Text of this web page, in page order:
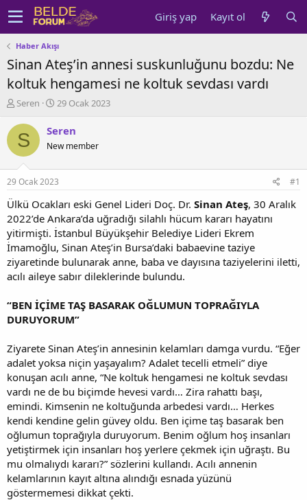
Giriş yap Kayıt ol
Haber Akışı
Sinan Ateş’in annesi suskunluğunu bozdu: Ne
koltuk hengamesi ne koltuk sevdası vardı
K
n
u
y
b
a
ş
l
a
t
a
n
Seren
B
ş
a
g
ı
ç
a
r
i
h
29 Ocak 2023
S Seren
New member
29 Ocak 2023 #1
Ülkü Ocakları eski Genel Lideri Doç. Dr. Sinan Ateş, 30 Aralık
2022’de Ankara’da uğradığı silahlı hücum kararı hayatını
yitirmişti. İstanbul Büyükşehir Belediye Lideri Ekrem
İmamoğlu, Sinan Ateş’in Bursa’daki babaevine taziye
ziyaretinde bulunarak anne, baba ve dayısına taziyelerini iletti,
acılı aileye sabır dileklerinde bulundu.
“BEN İÇİME TAŞ BASARAK OĞLUMUN TOPRAĞIYLA
DURUYORUM”
Ziyarete Sinan Ateş’in annesinin kelamları damga vurdu. “Eğer
adalet yoksa niçin yaşayalım? Adalet tecelli etmeli” diye
konuşan acılı anne, “Ne koltuk hengamesi ne koltuk sevdası
vardı ne de bu biçimde hevesi vardı… Zira rahattı başı,
emindi. Kimsenin ne koltuğunda arbedesi vardı… Herkes
kendi kendine gelin güvey oldu. Ben içime taş basarak ben
oğlumun toprağıyla duruyorum. Benim oğlum hoş insanları
yetiştirmek için insanları hoş yerlere çekmek için uğraştı. Bu
mu olmalıydı kararı?” sözlerini kullandı. Acılı annenin
kelamlarının kayıt altına alındığı esnada yüzünü
göstermemesi dikkat çekti.